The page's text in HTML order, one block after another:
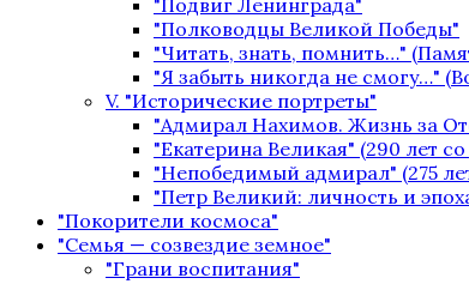
"Подвиг Ленинграда"
"Полководцы Великой Победы"
"Читать, знать, помнить…"
"Я забыть никогда не смогу…"
V. "Исторические портреты"
"Адмирал Нахимов. Жизнь за
"Екатерина Великая" (290 лет
"Непобедимый адмирал" (275
"Петр Великий: личность и
"Покорители космоса"
"Семья — созвездие земное"
"Грани воспитания"